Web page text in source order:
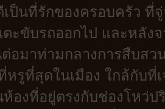
ป็นที่รักของครอบครัว ที่
ตะขับรถออกไป และหลัง
อมาท่ามกลางการสืบสว
หรูที่สุดในเมือง ใกล้กับที่
ห้องที่อยู่ตรงกับช่องโหว่